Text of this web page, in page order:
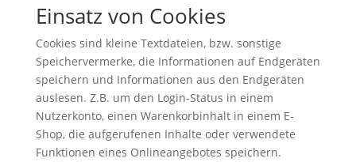
Einsatz von Cookies
Cookies sind kleine Textdateien, bzw. sonstige
Speichervermerke, die Informationen auf Endgeräten
speichern und Informationen aus den Endgeräten
auslesen. Z.B. um den Login-Status in einem
Nutzerkonto, einen Warenkorbinhalt in einem E-
Shop, die aufgerufenen Inhalte oder verwendete
Funktionen eines Onlineangebotes speichern.